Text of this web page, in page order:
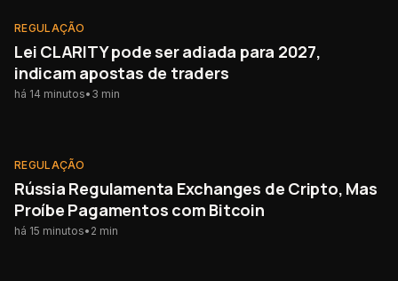
REGULAÇÃO
REGULAÇÃO
Lei CLARITY pode ser adiada para 2027,
indicam apostas de traders
há 14 minutos• 3 min
REGULAÇÃO
REGULAÇÃO
Rússia Regulamenta Exchanges de Cripto, Mas
Proíbe Pagamentos com Bitcoin
há 15 minutos• 2 min